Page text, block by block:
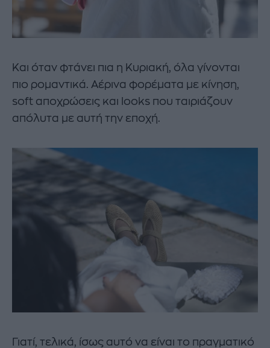
Και όταν φτάνει πια η Κυριακή, όλα γίνονται
πιο ρομαντικά. Αέρινα φορέματα με κίνηση,
soft αποχρώσεις και looks που ταιριάζουν
απόλυτα με αυτή την εποχή.
Γιατί, τελικά, ίσως αυτό να είναι το πραγματικό